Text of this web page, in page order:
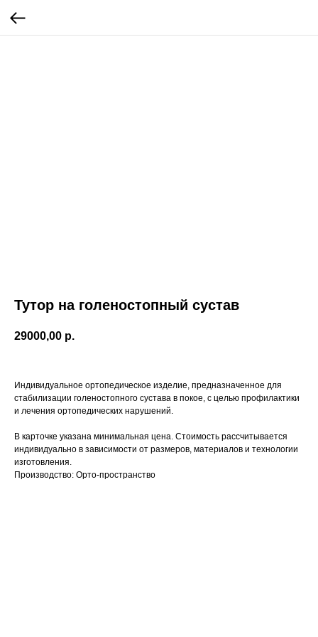
Тутор на голеностопный сустав
29000,00 р.
Индивидуальное ортопедическое изделие, предназначенное для
стабилизации голеностопного сустава в покое, с целью профилактики
и лечения ортопедических нарушений.
В карточке указана минимальная цена. Стоимость рассчитывается
индивидуально в зависимости от размеров, материалов и технологии
изготовления.
Производство: Орто-пространство